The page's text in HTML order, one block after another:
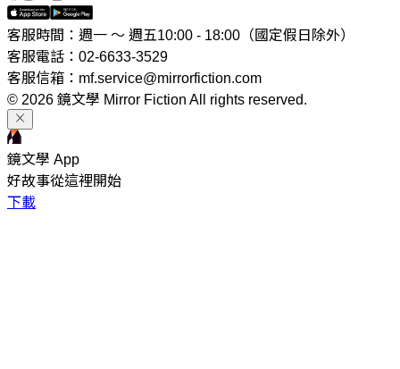
客服時間：週一 ～ 週五10:00 - 18:00（國定假日除外）
客服電話：02-6633-3529
客服信箱：mf.service@mirrorfiction.com
© 2026 鏡文學 Mirror Fiction All rights reserved.
鏡文學 App
好故事從這裡開始
下載